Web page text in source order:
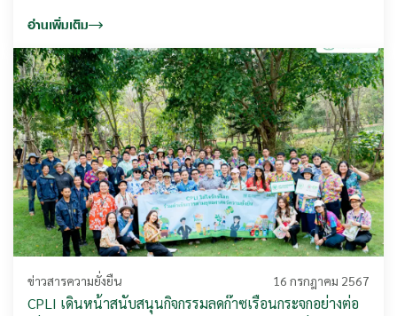
อ่านเพิ่มเติม
ข่าวสารความยั่งยืน 16 กรกฎาคม 2567
CPLI เดินหน้าสนับสนุนกิจกรรมลดก๊าซเรือนกระจกอย่างต่อ